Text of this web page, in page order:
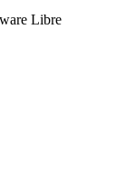
Libre